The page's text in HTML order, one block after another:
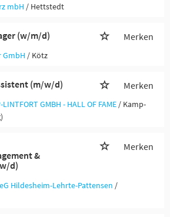
mbH / Hettstedt
(w/m/d) Merken
GmbH / Kötz
(m/w/d) Merken
LINTFORT GMBH - HALL OF FAME / Kamp-
&
d)
Merken
Hildesheim-Lehrte-Pattensen /